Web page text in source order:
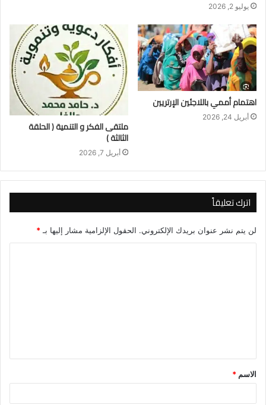
يوليو 2, 2026
اهتمام أممي باللاجئين الإرتريين
أبريل 24, 2026
ملتقى الفكر و التنمية ( الحلقة
الثالثة )
أبريل 7, 2026
اترك تعليقاً
لن يتم نشر عنوان بريدك الإلكتروني. الحقول الإلزامية مشار إليها بـ *
ق
*
الاسم *